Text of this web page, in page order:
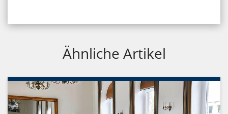
Ähnliche Artikel